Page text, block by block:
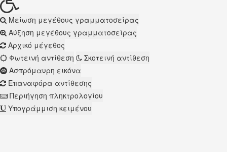
Μείωση μεγέθους γραμματοσείρας
Αύξηση μεγέθους γραμματοσείρας
Αρχικό μέγεθος
Φωτεινή αντίθεση
Σκοτεινή αντίθεση
Ασπρόμαυρη εικόνα
Επαναφόρα αντίθεσης
Περιήγηση πληκτρολογίου
Υπογράμμιση κειμένου